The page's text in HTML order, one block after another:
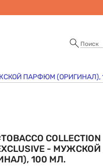
МУЖСКОЙ ПАРФЮМ
-
100 МЛ.